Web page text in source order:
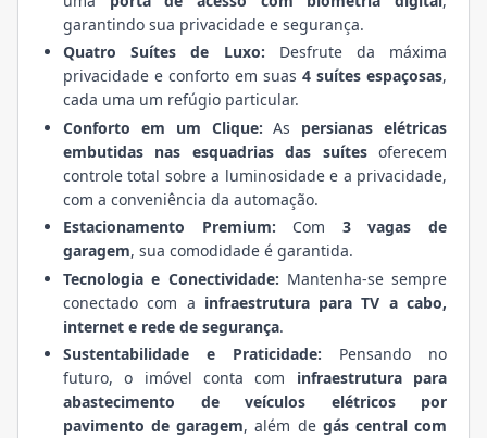
garantindo sua privacidade e segurança.
Quatro Suítes de Luxo: Desfrute da máxima
privacidade e conforto em suas 4 suítes espaçosas,
cada uma um refúgio particular.
Conforto em um Clique: As persianas elétricas
embutidas nas esquadrias das suítesoferecem
controle total sobre a luminosidade e a privacidade,
com a conveniência da automação.
Estacionamento Premium: Com 3 vagas de
garagem, sua comodidade é garantida.
Tecnologia e Conectividade: Mantenha-se sempre
conectado com a infraestrutura para TV a cabo,
internet e rede de segurança.
Sustentabilidade e Praticidade: Pensando no
futuro, o imóvel conta com infraestrutura para
abastecimento de veículos elétricos por
pavimento de garagem, além de gás central com